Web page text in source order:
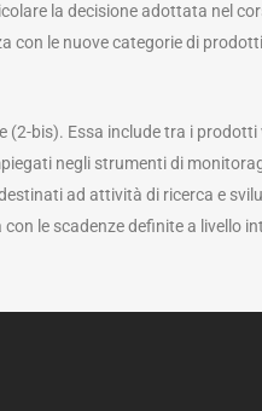
la decisione adottata nel
con le nuove categorie di
(2-bis). Essa include tra i
negli strumenti di
ad attività di ricerca e
le scadenze definite a livello